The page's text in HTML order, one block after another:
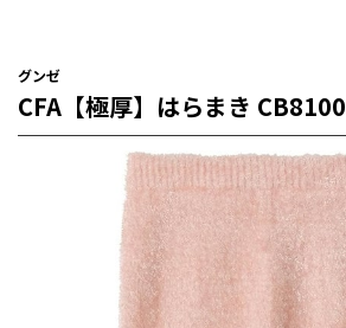
グンゼ
CFA【極厚】はらまき CB8100